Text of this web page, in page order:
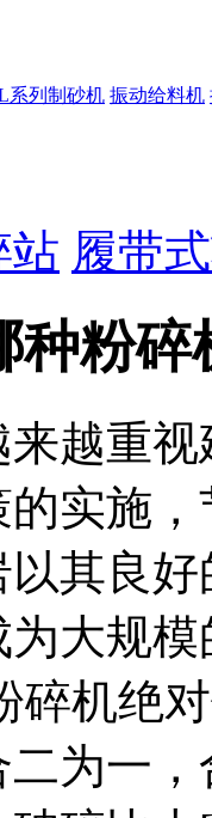
系列制砂机 振动给料机
站 履带
种粉碎
越重
实施
其良
大规
碎机绝
为一